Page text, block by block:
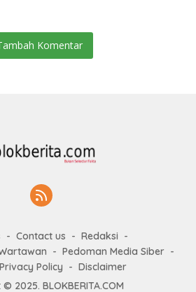
Komentar
Contact us
Redaksi
Pedoman Media Siber
Privacy Policy
Disclaimer
2025. BLOKBERITA.COM